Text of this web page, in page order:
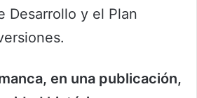
Desarrollo y el Plan
en una publicación,